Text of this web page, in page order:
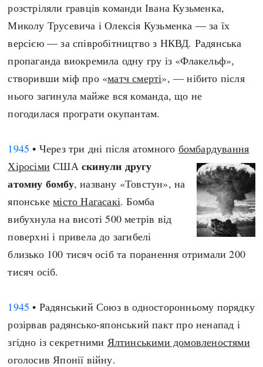
розстріляли гравців команди Івана Кузьменка,
Миколу Трусевича і Олексія Кузьменка — за їх
версією — за співробітництво з НКВД. Радянська
пропаганда виокремила одну гру із «Флакельф»,
створивши міф про «матч смерті», — нібито після
нього загинула майже вся команда, що не
погодилася програти окупантам.
1945 • Через три дні після атомного бомбардування
Хіросіми СШАскинули другу
атомну бомбу, названу «Товстун», на
японськемісто Нагасакі. Бомба
вибухнула на висоті 500 метрів від
поверхні і привела до загибелі
близько 100 тисяч осіб та поранення отримали 200
тисяч осіб.
1945 • Радянський Союз в односторонньому порядку
розірвав радянсько-японський пакт про ненапад і
згідно із секретними Ялтинськими домовленостями
оголосив Японії війну.